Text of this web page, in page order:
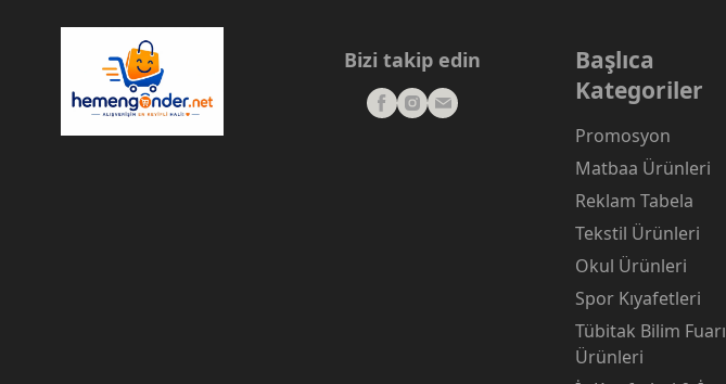
Bizi takip edin
Başlıca
Kategoriler
Promosyon
Matbaa Ürünleri
Reklam Tabela
Tekstil Ürünleri
Okul Ürünleri
Spor Kıyafetleri
Tübitak Bilim Fuarı
Ürünleri